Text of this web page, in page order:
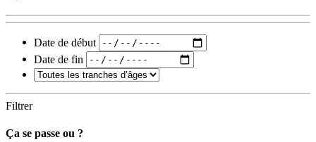
Date de début
Date de fin
Filtrer
Ça se passe ou ?